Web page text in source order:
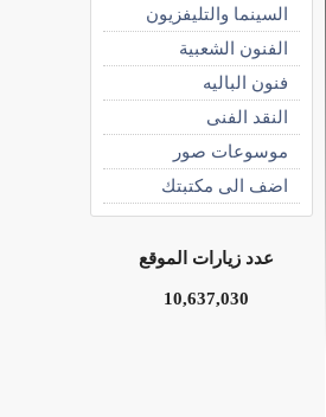
السينما والتليفزيون
الفنون الشعبية
فنون الباليه
النقد الفنى
موسوعات صور
اضف الى مكتبتك
عدد زيارات الموقع
10,637,030